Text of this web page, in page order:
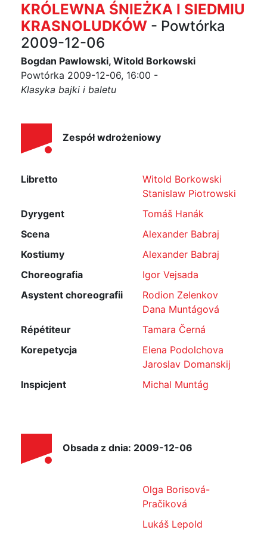
KRÓLEWNA ŚNIEŻKA I SIEDMIU
KRASNOLUDKÓW - Powtórka
2009-12-06
Bogdan Pawlowski, Witold Borkowski
Powtórka 2009-12-06, 16:00 -
Klasyka bajki i baletu
Zespół wdrożeniowy
Libretto
Witold Borkowski
Stanislaw Piotrowski
Dyrygent
Tomáš Hanák
Scena
Alexander Babraj
Kostiumy
Alexander Babraj
Choreografia
Igor Vejsada
Asystent choreografii
Rodion Zelenkov
Dana Muntágová
Répétiteur
Tamara Černá
Korepetycja
Elena Podolchova
Jaroslav Domanskij
Inspicjent
Michal Muntág
Obsada z dnia: 2009-12-06
Olga Borisová-
Pračiková
Lukáš Lepold